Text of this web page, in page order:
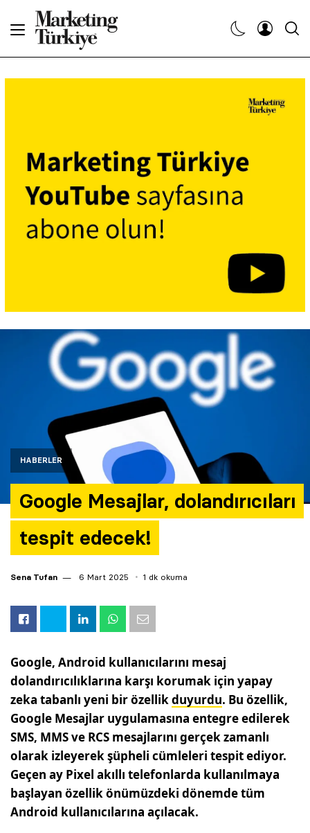
HABERLER
Google Mesajlar, dolandırıcıları
tespit edecek!
Sena Tufan 6 Mart 2025 1 dk okuma
Google, Android kullanıcılarını mesaj
dolandırıcılıklarına karşı korumak için yapay
zeka tabanlıyeni birözellikduyurdu. Bu özellik,
Google Mesajlar uygulamasına entegre edilerek
SMS, MMS ve RCS mesajlarını gerçek zamanlı
olarak izleyerek şüpheli cümleleri tespit ediyor.
Geçen ay Pixel akıllı telefonlarda kullanılmaya
başlayan özellik önümüzdeki dönemde tüm
Android kullanıcılarına açılacak.
Dergiler
Etkinlikler
Araştırma